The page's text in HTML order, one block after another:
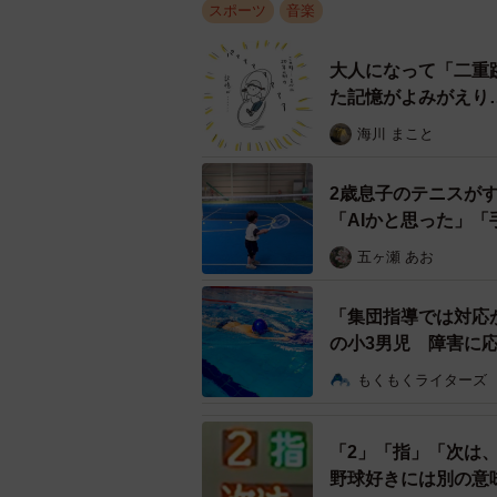
【２位】吉田正尚（56票）
2018年の発表当時から人気の高い
ver.」（チャンス時に演奏）があり
部分は「辿り着く男の名は」で終
い。応援団員によると、細かい音
部分では急激に音階が上がる「オク
術が求められる。オールスターゲ
う。
◇ ◇
〈通常 ver. 〉
♪力を求める限り 幾多の困難乗り越
前人未到の境地 辿り着く男の名は
スポーツ 音楽
大人になって「二
た記憶がよみがえ
【漫画】
海川 まこと
2歳息子のテニスが
「AIかと思った」
五ヶ瀬 あお
「集団指導では対
の小3男児 障害に応
説】
もくもくライターズ
「2」「指」「次
野球好きには別の意